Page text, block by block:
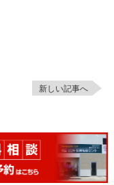
新しい記事へ